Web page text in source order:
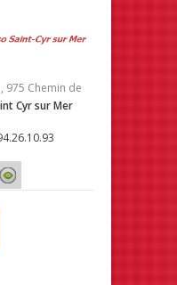
975 Chemin de
Cyr sur Mer